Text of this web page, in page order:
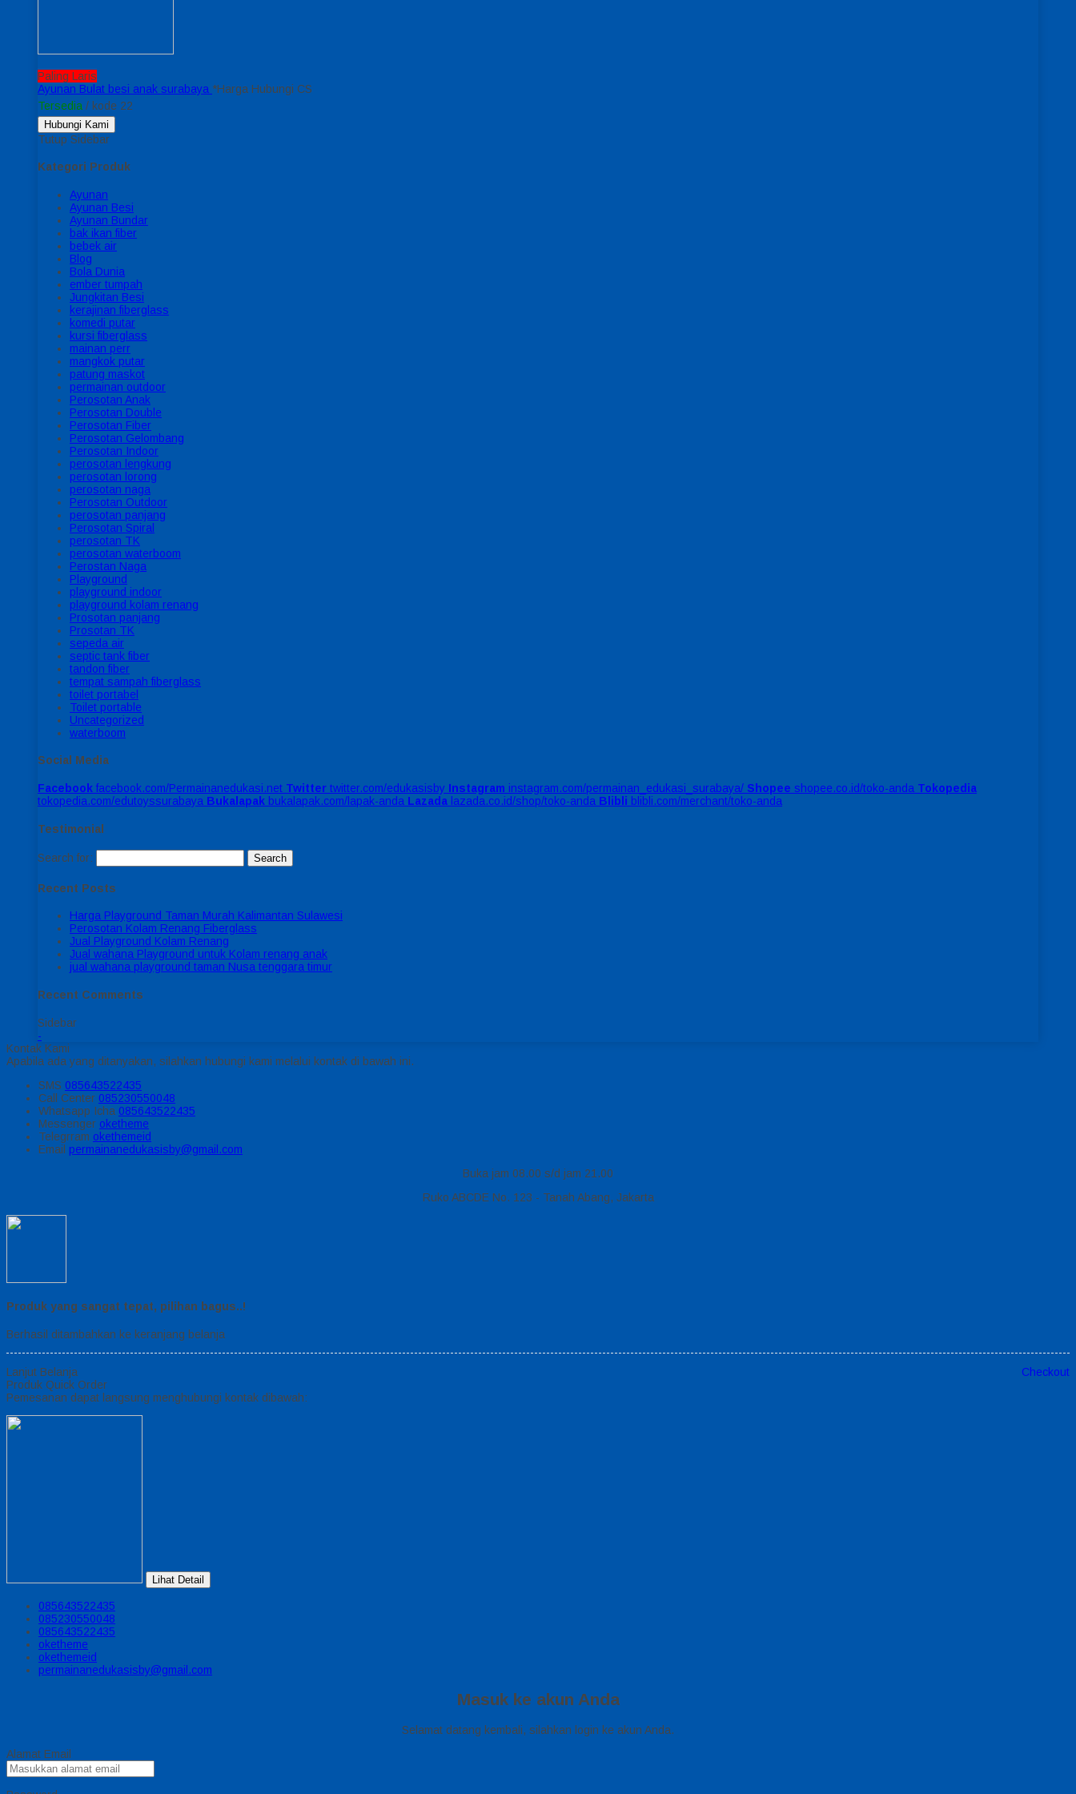
Paling Laris
Ayunan Bulat besi anak surabaya *Harga Hubungi CS
Tersedia / kode 22
Hubungi Kami
Tutup Sidebar
Kategori Produk
Ayunan
Ayunan Besi
Ayunan Bundar
bak ikan fiber
bebek air
Blog
Bola Dunia
ember tumpah
Jungkitan Besi
kerajinan fiberglass
komedi putar
kursi fiberglass
mainan perr
mangkok putar
patung maskot
permainan outdoor
Perosotan Anak
Perosotan Double
Perosotan Fiber
Perosotan Gelombang
Perosotan Indoor
perosotan lengkung
perosotan lorong
perosotan naga
Perosotan Outdoor
perosotan panjang
Perosotan Spiral
perosotan TK
perosotan waterboom
Perostan Naga
Playground
playground indoor
playground kolam renang
Prosotan panjang
Prosotan TK
sepeda air
septic tank fiber
tandon fiber
tempat sampah fiberglass
toilet portabel
Toilet portable
Uncategorized
waterboom
Social Media
Facebook facebook.com/Permainanedukasi.net Twitter twitter.com/edukasisby Instagram instagram.com/permainan_edukasi_surabaya/ Shopee shopee.co.id/toko-anda Tokopedia
tokopedia.com/edutoyssurabaya Bukalapak bukalapak.com/lapak-anda Lazada lazada.co.id/shop/toko-anda Blibli blibli.com/merchant/toko-anda
Testimonial
Search for:
Recent Posts
Harga Playground Taman Murah Kalimantan Sulawesi
Perosotan Kolam Renang Fiberglass
Jual Playground Kolam Renang
Jual wahana Playground untuk Kolam renang anak
jual wahana playground taman Nusa tenggara timur
Recent Comments
Sidebar
-
Kontak Kami
Apabila ada yang ditanyakan, silahkan hubungi kami melalui kontak di bawah ini.
SMS 085643522435
Call Center 085230550048
Whatsapp Icha 085643522435
Messenger oketheme
Telegrram okethemeid
Email permainanedukasisby@gmail.com
Buka jam 08.00 s/d jam 21.00
Ruko ABCDE No. 123 - Tanah Abang, Jakarta
Produk yang sangat tepat, pilihan bagus..!
Berhasil ditambahkan ke keranjang belanja
Lanjut Belanja
Checkout
Produk Quick Order
Pemesanan dapat langsung menghubungi kontak dibawah:
Lihat Detail
085643522435
085230550048
085643522435
oketheme
okethemeid
permainanedukasisby@gmail.com
Masuk ke akun Anda
Selamat datang kembali, silahkan login ke akun Anda.
Alamat Email